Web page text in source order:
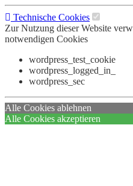
Technische Cookies
Zur Nutzung dieser Website
notwendigen Cookies
wordpress_test_cookie
wordpress_logged_in_
wordpress_sec
Alle Cookies ablehnen
Alle Cookies akzeptieren